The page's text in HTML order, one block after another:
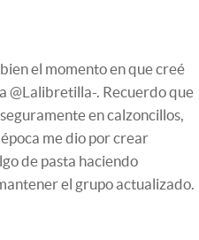
el momento en que creé
@Lalibretilla-. Recuerdo que
en calzoncillos,
me dio por crear
de pasta haciendo
el grupo actualizado.